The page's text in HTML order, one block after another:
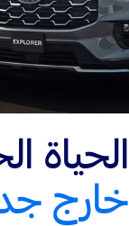
الحياة
خارج